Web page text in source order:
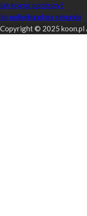
jak kogoś pocieszyć
ile milisekund ma sekunda
Copyright © 2025 koon.pl